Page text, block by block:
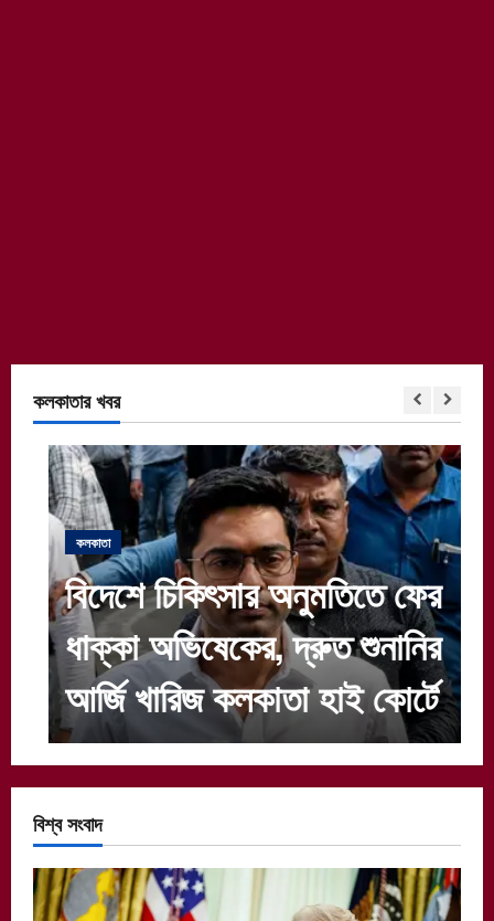
কলকাতার খবর
কলকাতা
বিদেশে চিকিৎসার অনুমতিতে ফের
ধাক্কা অভিষেকের, দ্রুত শুনানির
আর্জি খারিজ কলকাতা হাই কোর্টে
বিশ্ব সংবাদ